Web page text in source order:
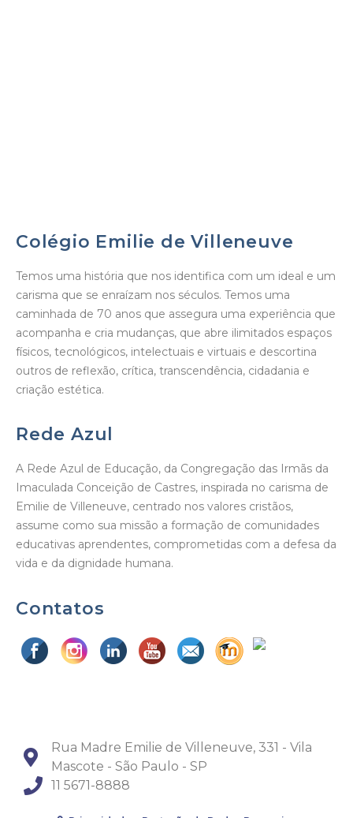
Colégio Emilie de Villeneuve
Temos uma história que nos identifica com um ideal e um
carisma que se enraízam nos séculos. Temos uma
caminhada de 70 anos que assegura uma experiência que
acompanha e cria mudanças, que abre ilimitados espaços
físicos, tecnológicos, intelectuais e virtuais e descortina
outros de reflexão, crítica, transcendência, cidadania e
criação estética.
Rede Azul
A Rede Azul de Educação, da Congregação das Irmãs da
Imaculada Conceição de Castres, inspirada no carisma de
Emilie de Villeneuve, centrado nos valores cristãos,
assume como sua missão a formação de comunidades
educativas aprendentes, comprometidas com a defesa da
vida e da dignidade humana.
Contatos
Rua Madre Emilie de Villeneuve, 331 - Vila
Mascote - São Paulo - SP
11 5671-8888